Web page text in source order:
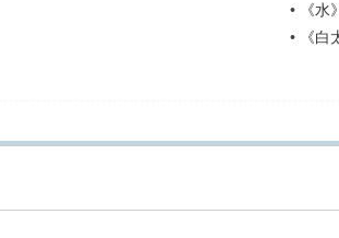
•
《
•
《